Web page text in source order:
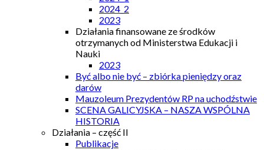
2024_2
2023
Działania finansowane ze środków
otrzymanych od Ministerstwa Edukacji i
Nauki
2023
Być albo nie być – zbiórka pieniędzy oraz
darów
Mauzoleum Prezydentów RP na uchodźstwie
SCENA GALICYJSKA – NASZA WSPÓLNA
HISTORIA
Działania – część II
Publikacje